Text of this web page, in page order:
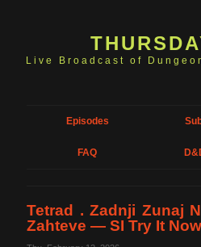
Live Broadcast of
Episodes
FAQ
Tetrad . Zadnji Zunaj
Zahteve — SI Try It Now